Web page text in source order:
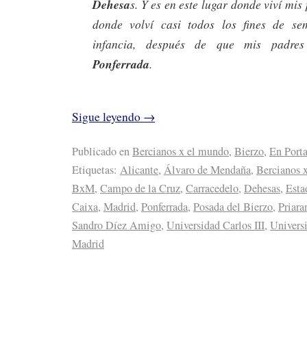
Dehesas. Y es en este lugar donde viví
donde volví casi todos los fines de
infancia, después de que mis
Ponferrada.
Sigue leyendo →
Publicado enBercianos x el mundo, Bierzo, En
Etiquetas: Alicante, Álvaro de Mendaña, Bercianos
BxM, Campo de la Cruz, Carracedelo, Dehesas,
Caixa, Madrid, Ponferrada, Posada del Bierzo,
Sandro Díez Amigo, Universidad Carlos III,
Madrid